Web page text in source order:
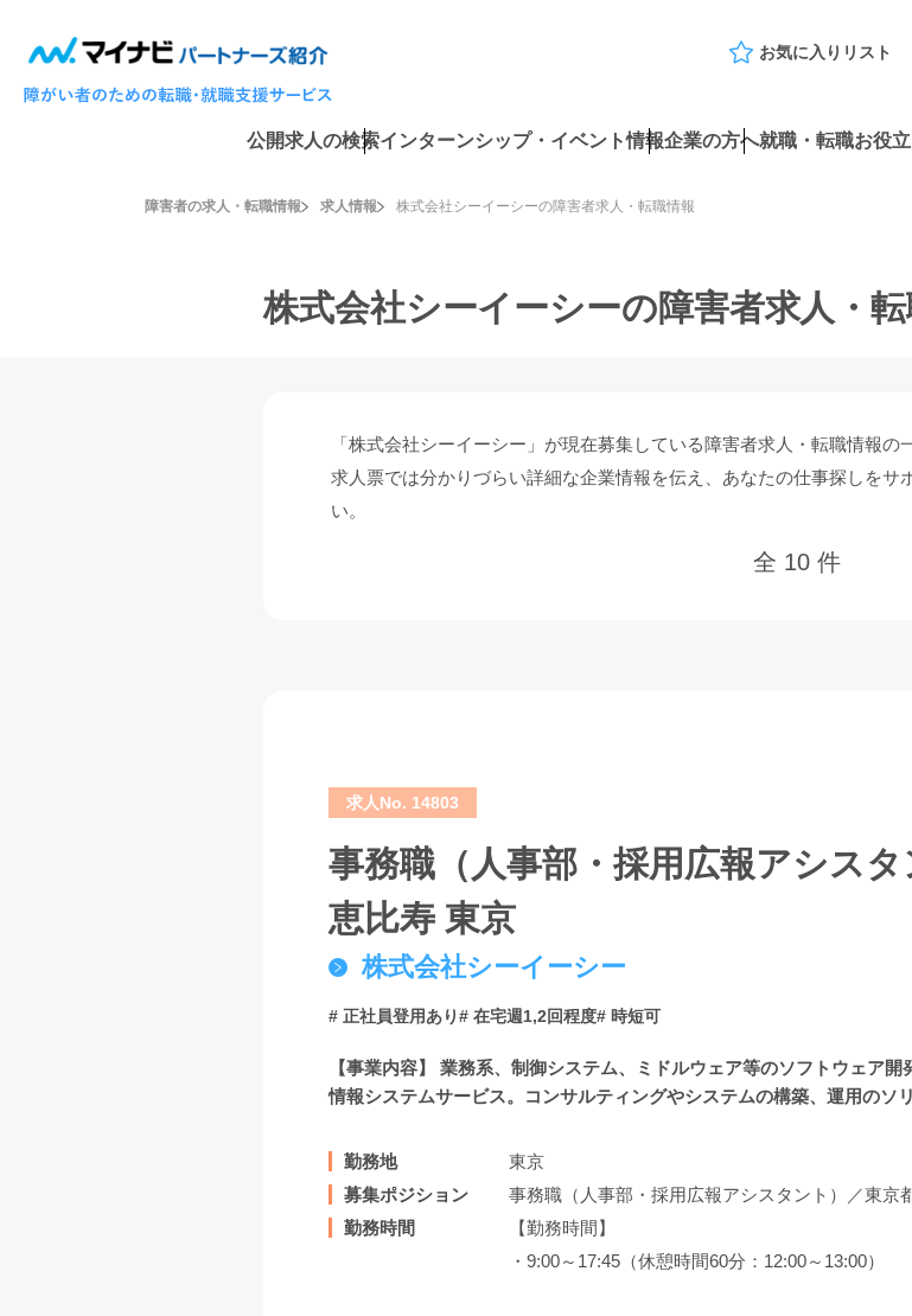
お気に入りリスト
公開求人の検索インターンシップ・イベント情報企業の方へ就職・転職お役
障害者の求人・転職情報 求人情報 株式会社シーイーシーの障害者求人・転職情報
株式会社シーイーシーの障害者求人・
「株式会社シーイーシー」が現在募集している障害者求人・転職情報の
求人票では分かりづらい詳細な企業情報を伝え、あなたの仕事探しをサ
い。
全 10 件
求人No. 14803
事務職（人事部・採用広報アシス
恵比寿 東京
株式会社シーイーシー
# 正社員登用あり# 在宅週1,2回程度# 時短可
【事業内容】 業務系、制御システム、ミドルウェア等のソフトウェア
情報システムサービス。コンサルティングやシステムの構築、運用のソ
勤務地
東京
募集ポジション
事務職（人事部・採用広報アシスタント）／東京
勤務時間
【勤務時間】
・9:00～17:45（休憩時間60分：12:00～13:00）